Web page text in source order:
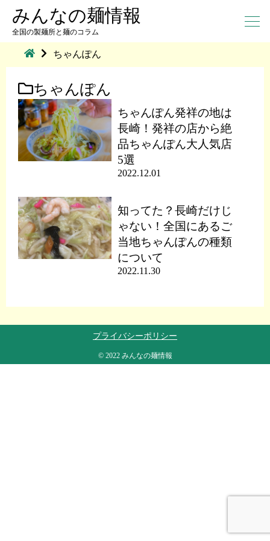
みんなの麺情報
全国の製麺所と麺のコラム
ちゃんぽん
ちゃんぽん
ちゃんぽん発祥の地は
長崎！発祥の店から絶
品ちゃんぽん大人気店
5選
2022.12.01
知ってた？長崎だけじ
ゃない！全国にあるご
当地ちゃんぽんの種類
について
2022.11.30
プライバシーポリシー
© 2022 みんなの麺情報